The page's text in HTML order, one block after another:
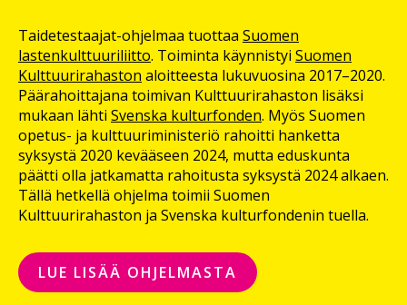
Taidetestaajat-ohjelmaa tuottaa Suomen
lastenkulttuuriliitto. Toiminta käynnistyi Suomen
Kulttuurirahaston aloitteesta lukuvuosina 2017–2020.
Päärahoittajana toimivan Kulttuurirahaston lisäksi
mukaan lähti Svenska kulturfonden. Myös Suomen
opetus- ja kulttuuriministeriö rahoitti hanketta
syksystä 2020 kevääseen 2024, mutta eduskunta
päätti olla jatkamatta rahoitusta syksystä 2024 alkaen.
Tällä hetkellä ohjelma toimii Suomen
Kulttuurirahaston ja Svenska kulturfondenin tuella.
LUE LISÄÄ OHJELMASTA